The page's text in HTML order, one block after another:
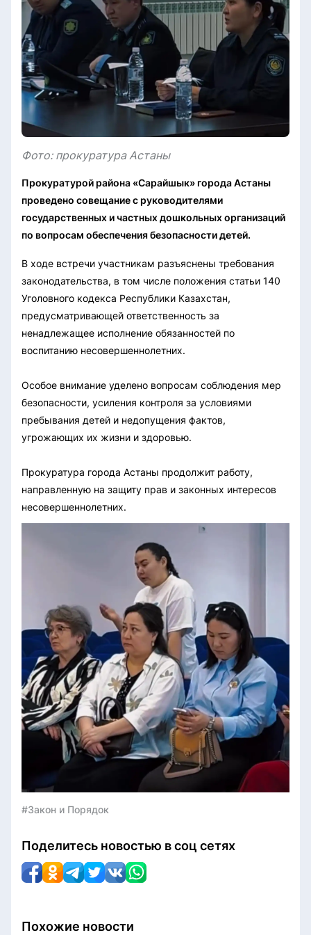
Фото: прокуратура Астаны
Прокуратурой района «Сарайшык» города Астаны
проведено совещание с руководителями
государственных и частных дошкольных организаций
по вопросам обеспечения безопасности детей.
В ходе встречи участникам разъяснены требования
законодательства, в том числе положения статьи 140
Уголовного кодекса Республики Казахстан,
предусматривающей ответственность за
ненадлежащее исполнение обязанностей по
воспитанию несовершеннолетних.
Особое внимание уделено вопросам соблюдения мер
безопасности, усиления контроля за условиями
пребывания детей и недопущения фактов,
угрожающих их жизни и здоровью.
Прокуратура города Астаны продолжит работу,
направленную на защиту прав и законных интересов
несовершеннолетних.
#Закон и Порядок
Поделитесь новостью в соц сетях
Похожие новости